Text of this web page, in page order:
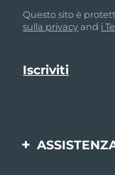
Questo sito è
sulla privacyand i